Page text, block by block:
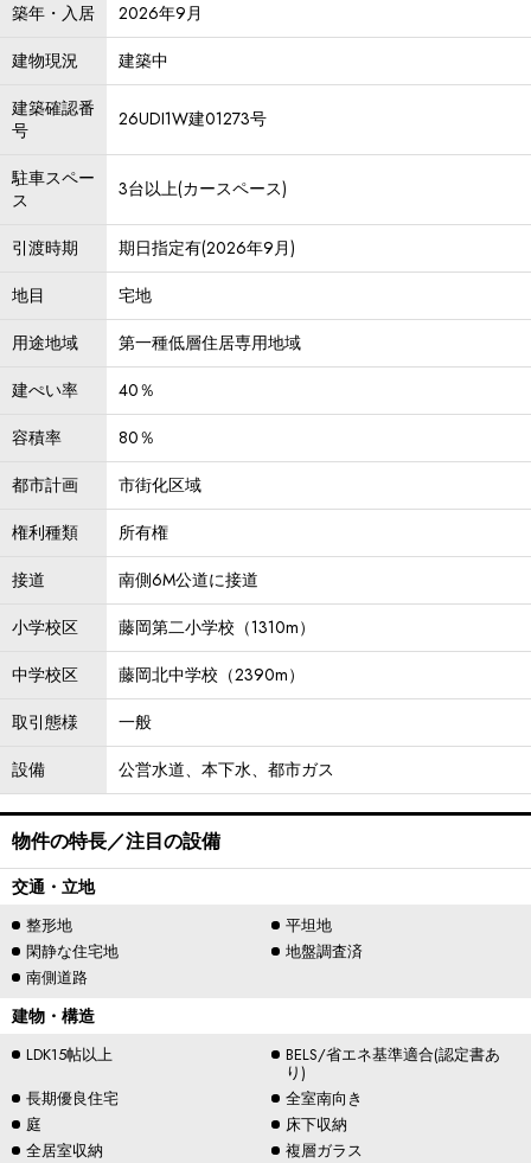
築年・入居
2026年9月
建物現況
建築中
建築確認番
号
26UDI1W建01273号
駐車スペー
ス
3台以上(カースペース)
引渡時期
期日指定有(2026年9月)
地目
宅地
用途地域
第一種低層住居専用地域
建ぺい率
40％
容積率
80％
都市計画
市街化区域
権利種類
所有権
接道
南側6M公道に接道
小学校区
藤岡第二小学校（1310m）
中学校区
藤岡北中学校（2390m）
取引態様
一般
設備
公営水道、本下水、都市ガス
物件の特長／注目の設備
交通・立地
整形地
平坦地
閑静な住宅地
地盤調査済
南側道路
建物・構造
LDK15帖以上 BELS/省エネ基準適合(認定書あ
り)
長期優良住宅
全室南向き
庭
床下収納
全居室収納
複層ガラス